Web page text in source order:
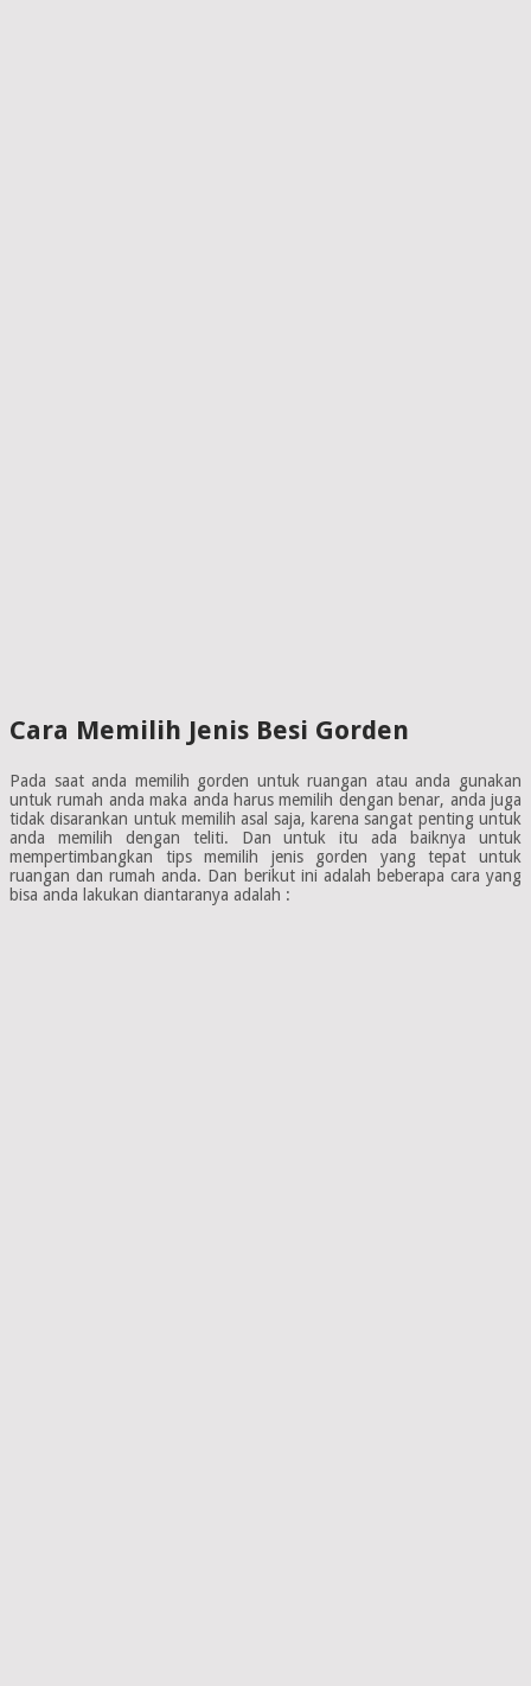
Cara Memilih Jenis Besi Gorden
Pada saat anda memilih gorden untuk ruangan atau anda gunakan
untuk rumah anda maka anda harus memilih dengan benar, anda juga
tidak disarankan untuk memilih asal saja, karena sangat penting untuk
anda memilih dengan teliti. Dan untuk itu ada baiknya untuk
mempertimbangkan tips memilih jenis gorden yang tepat untuk
ruangan dan rumah anda. Dan berikut ini adalah beberapa cara yang
bisa anda lakukan diantaranya adalah :